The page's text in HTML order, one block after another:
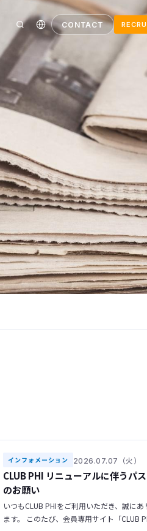
CONTACT
インフォメーション 2026.07.07（火）
CLUB PHI リニューアルに伴うパ
のお願い
いつもCLUB PHIをご利用いただき、誠に
ます。 このたび、会員専用サイト「CLUB PHI」をリニュー